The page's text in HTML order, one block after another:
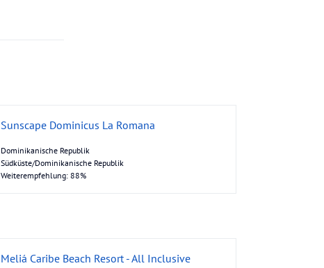
Sunscape Dominicus La Romana
Dominikanische Republik
Südküste/Dominikanische Republik
Weiterempfehlung: 88%
Meliá Caribe Beach Resort - All Inclusive